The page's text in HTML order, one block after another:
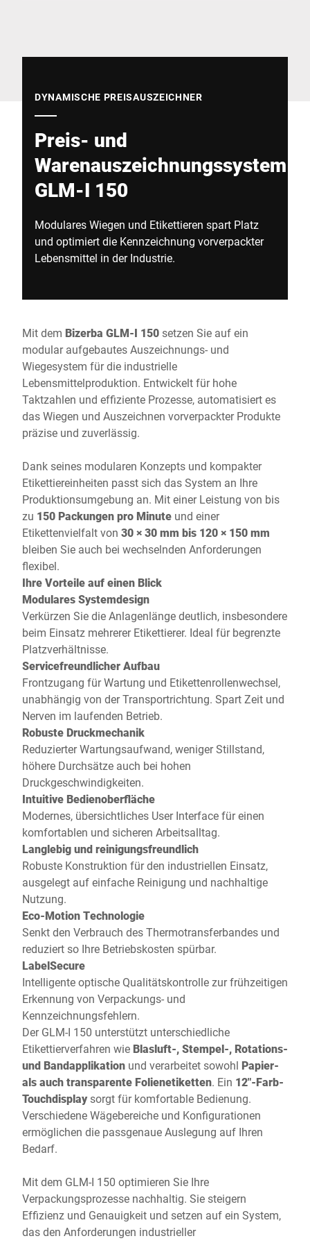
DYNAMISCHE PREISAUSZEICHNER
Preis- und
Warenauszeichnungssystem
GLM-I 150
Modulares Wiegen und Etikettieren spart Platz
und optimiert die Kennzeichnung vorverpackter
Lebensmittel in der Industrie.
Mit dem Bizerba GLM-I 150 setzen Sie auf ein
modular aufgebautes Auszeichnungs- und
Wiegesystem für die industrielle
Lebensmittelproduktion. Entwickelt für hohe
Taktzahlen und effiziente Prozesse, automatisiert es
das Wiegen und Auszeichnen vorverpackter Produkte
präzise und zuverlässig.
Dank seines modularen Konzepts und kompakter
Etikettiereinheiten passt sich das System an Ihre
Produktionsumgebung an. Mit einer Leistung von bis
zu 150 Packungen pro Minute und einer
Etikettenvielfalt von 30 × 30 mm bis 120 × 150 mm
bleiben Sie auch bei wechselnden Anforderungen
flexibel.
Ihre Vorteile auf einen Blick
Modulares Systemdesign
Verkürzen Sie die Anlagenlänge deutlich, insbesondere
beim Einsatz mehrerer Etikettierer. Ideal für begrenzte
Platzverhältnisse.
Servicefreundlicher Aufbau
Frontzugang für Wartung und Etikettenrollenwechsel,
unabhängig von der Transportrichtung. Spart Zeit und
Nerven im laufenden Betrieb.
Robuste Druckmechanik
Reduzierter Wartungsaufwand, weniger Stillstand,
höhere Durchsätze auch bei hohen
Druckgeschwindigkeiten.
Intuitive Bedienoberfläche
Modernes, übersichtliches User Interface für einen
komfortablen und sicheren Arbeitsalltag.
Langlebig und reinigungsfreundlich
Robuste Konstruktion für den industriellen Einsatz,
ausgelegt auf einfache Reinigung und nachhaltige
Nutzung.
Eco-Motion Technologie
Senkt den Verbrauch des Thermotransferbandes und
reduziert so Ihre Betriebskosten spürbar.
LabelSecure
Intelligente optische Qualitätskontrolle zur frühzeitigen
Erkennung von Verpackungs- und
Kennzeichnungsfehlern.
Der GLM-I 150 unterstützt unterschiedliche
Etikettierverfahren wie Blasluft-, Stempel-, Rotations-
und Bandapplikation und verarbeitet sowohl Papier-
als auch transparente Folienetiketten. Ein 12"-Farb-
Touchdisplaysorgt für komfortable Bedienung.
Verschiedene Wägebereiche und Konfigurationen
ermöglichen die passgenaue Auslegung auf Ihren
Bedarf.
Mit dem GLM-I 150 optimieren Sie Ihre
Verpackungsprozesse nachhaltig. Sie steigern
Effizienz und Genauigkeit und setzen auf ein System,
das den Anforderungen industrieller